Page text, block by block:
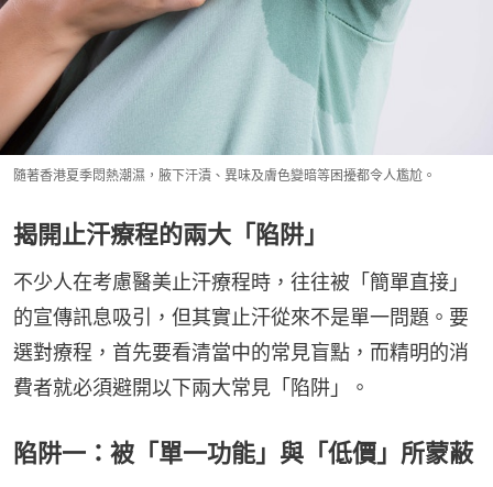
隨著香港夏季悶熱潮濕，腋下汗漬、異味及膚色變暗等困擾都令人尷尬。
揭開止汗療程的兩大「陷阱」
不少人在考慮醫美止汗療程時，往往被「簡單直接」
的宣傳訊息吸引，但其實止汗從來不是單一問題。要
選對療程，首先要看清當中的常見盲點，而精明的消
費者就必須避開以下兩大常見「陷阱」。
陷阱一：被「單一功能」與「低價」所蒙蔽